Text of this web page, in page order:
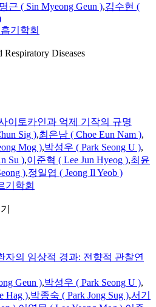
근 ( Sin Myeong Geun ),김수현 (
기학회
Respiratory Diseases
이토카인과 억제 기작의 규명
Sig ),최은남 ( Choe Eun Nam ),
Mog ),박성우 ( Park Seong U ),
Su ),이준혁 ( Lee Jun Hyeog ),최윤
),정일엽 ( Jeong Il Yeob )
기학회
자의 임상적 경과: 전향적 관찰연
Geun ),박성우 ( Park Seong U ),
Hag ),박종숙 ( Park Jong Sug ),서기